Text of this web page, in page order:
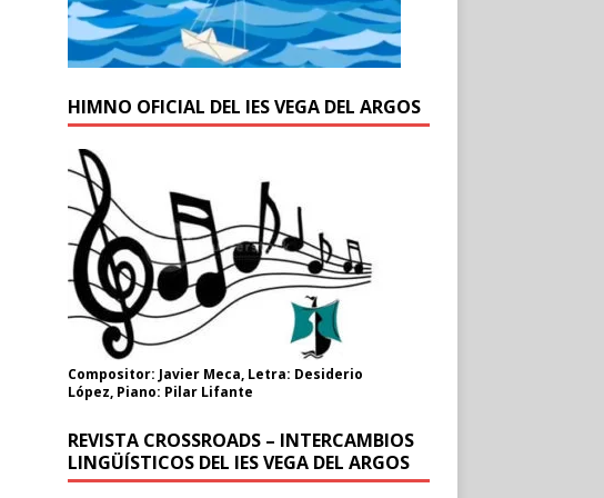
HIMNO OFICIAL DEL IES VEGA DEL ARGOS
Compositor: Javier Meca, Letra: Desiderio
López, Piano: Pilar Lifante
REVISTA CROSSROADS – INTERCAMBIOS
LINGÜÍSTICOS DEL IES VEGA DEL ARGOS